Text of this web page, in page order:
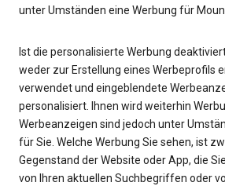
unter Umständen eine Werbung für
Ist die personalisierte Werbung
weder zur Erstellung eines Werbeprofils
verwendet und eingeblendete
personalisiert. Ihnen wird weiterhin
Werbeanzeigen sind jedoch unter
für Sie. Welche Werbung Sie sehen, ist
Gegenstand der Website oder App, die
von Ihren aktuellen Suchbegriffen oder